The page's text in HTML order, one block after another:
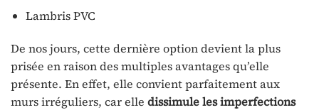
Lambris PVC
De nos jours, cette dernière option devient la plus
prisée en raison des multiples avantages qu’elle
présente. En effet, elle convient parfaitement aux
murs irréguliers, car elle dissimule les imperfections